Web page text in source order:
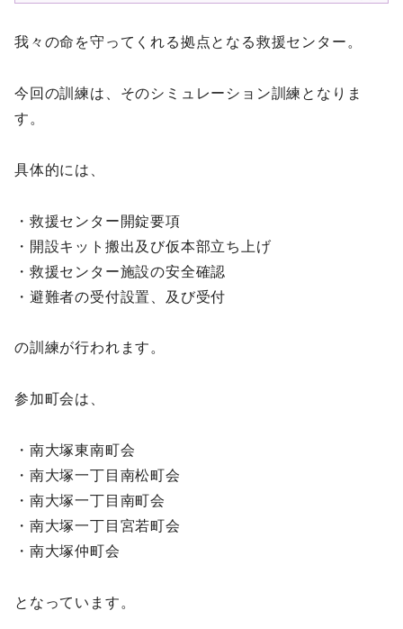
我々の命を守ってくれる拠点となる救援センター。
今回の訓練は、そのシミュレーション訓練となりま
す。
具体的には、
・救援センター開錠要項
・開設キット搬出及び仮本部立ち上げ
・救援センター施設の安全確認
・避難者の受付設置、及び受付
の訓練が行われます。
参加町会は、
・南大塚東南町会
・南大塚一丁目南松町会
・南大塚一丁目南町会
・南大塚一丁目宮若町会
・南大塚仲町会
となっています。